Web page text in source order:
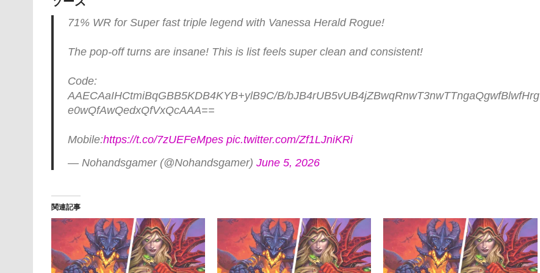
71% WR for Super fast triple legend with Vanessa Herald Rogue!
The pop-off turns are insane! This is list feels super clean and consistent!
Code:
AAECAaIHCtmiBqGBB5KDB4KYB+ylB9C/B/bJB4rUB5vUB4jZBwqRnwT3nwTTngaQgwfBlwfHrg
e0wQfAwQedxQfVxQcAAA==
Mobile:https://t.co/7zUEFeMpes pic.twitter.com/Zf1LJniKRi
— Nohandsgamer (@Nohandsgamer) June 5, 2026
関連記事